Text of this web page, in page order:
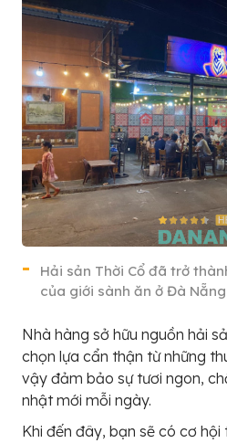
Hải sản Thời Cổ đã trở
của giới sành ăn ở Đà
Nhà hàng sở hữu nguồn hải
chọn lựa cẩn thận từ những
vậy đảm bảo sự tươi ngon,
nhật mới mỗi ngày.
Khi đến đây, bạn sẽ có cơ